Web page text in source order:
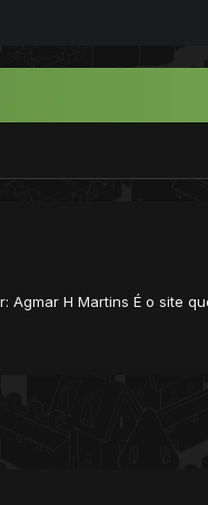
H Martins É o site